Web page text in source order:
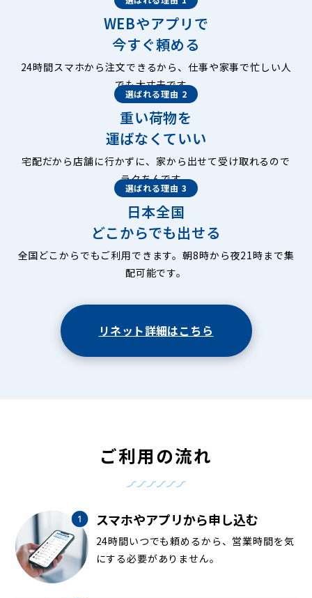
WEBやアプリで
今すぐ頼める
24時間スマホから注文できるから、仕事や家事で忙しい人
でも大丈夫です。
選ばれる理由 2
重い荷物を
運ばなくていい
宅配だから店舗に行かずに、家から出せて受け取れるので
ラクちんです。
選ばれる理由 3
日本全国
どこからでも出せる
全国どこからでもご利用できます。朝8時から夜21時まで集
配可能です。
リネット詳細はこちら
ご利用の流れ
スマホやアプリから申し込む
24時間いつでも頼めるから、営業時間を気
にする必要がありません。